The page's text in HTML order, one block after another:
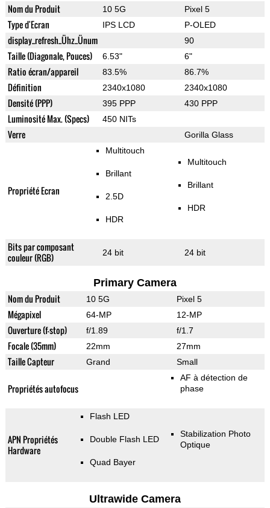
Nom du Produit 10 5G Pixel 5
Type d'Ecran IPS LCD P-OLED
display_refresh_Ühz_Ünum 90
Taille (Diagonale, Pouces) 6.53" 6"
Ratio écran/appareil 83.5% 86.7%
Définition 2340x1080 2340x1080
Densité (PPP) 395 PPP 430 PPP
Luminosité Max. (Specs) 450 NITs
Verre Gorilla Glass
Propriété Ecran
Multitouch
Brillant
2.5D
HDR
Multitouch
Brillant
HDR
Bits par composant
couleur (RGB)
24 bit 24 bit
Primary Camera
Nom du Produit 10 5G Pixel 5
Mégapixel 64-MP 12-MP
Ouverture (f-stop) f/1.89 f/1.7
Focale (35mm) 22mm 27mm
Taille Capteur Grand Small
Propriétés autofocus
AF à détection de
phase
APN Propriétés
Hardware
Flash LED
Double Flash LED
Quad Bayer
Stabilization Photo
Optique
Ultrawide Camera